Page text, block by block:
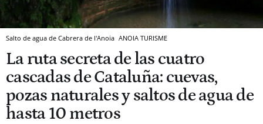
Salto de agua de Cabrera de l'Anoia ANOIA TURISME
La ruta secreta de las cuatro
cascadas de Cataluña: cuevas,
pozas naturales y saltos de agua de
hasta 10 metros